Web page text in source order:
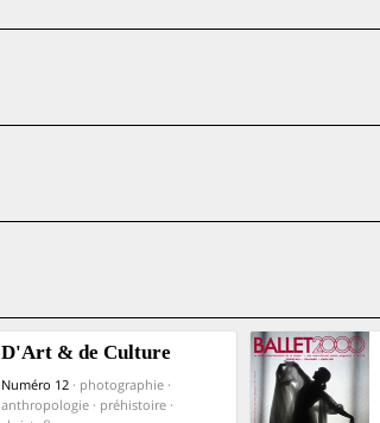
D'Art & de Culture
Numéro 12 · photographie ·
anthropologie · préhistoire ·